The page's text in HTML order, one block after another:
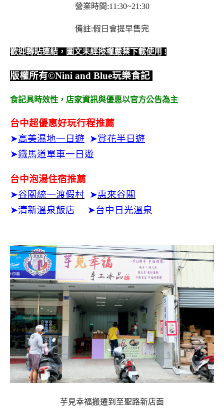
營業時間:11:30~21:30
備註:假日會提早售完
歡迎轉貼連結，圖文未經授權嚴禁下載使用 !
版權所有©Nini and Blue玩樂食記
食記具時效性， 店家資訊與優惠以官方公告為主
台中超優惠好玩行程推薦
➤高美濕地一日遊 ➤賞花半日遊
➤鐵馬道單車一日遊
台中泡湯住宿推薦
➤谷關統一渡假村 ➤惠來谷關
➤清新溫泉飯店 ➤台中日光溫泉
芋見幸福搬遷到至聖路新店面